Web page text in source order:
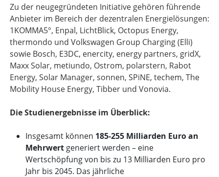
Zu der neugegründeten Initiative gehören führende
Anbieter im Bereich der dezentralen Energielösungen:
1KOMMA5°, Enpal, LichtBlick, Octopus Energy,
thermondo und Volkswagen Group Charging (Elli)
sowie Bosch, E3DC, enercity, energy partners, gridX,
Maxx Solar, metiundo, Ostrom, polarstern, Rabot
Energy, Solar Manager, sonnen, SPiNE, techem, The
Mobility House Energy, Tibber und Vonovia.
Die Studienergebnisse im Überblick:
Insgesamt können 185-255 Milliarden Euro an
Mehrwert generiert werden – eine
Wertschöpfung von bis zu 13 Milliarden Euro pro
Jahr bis 2045. Das jährliche